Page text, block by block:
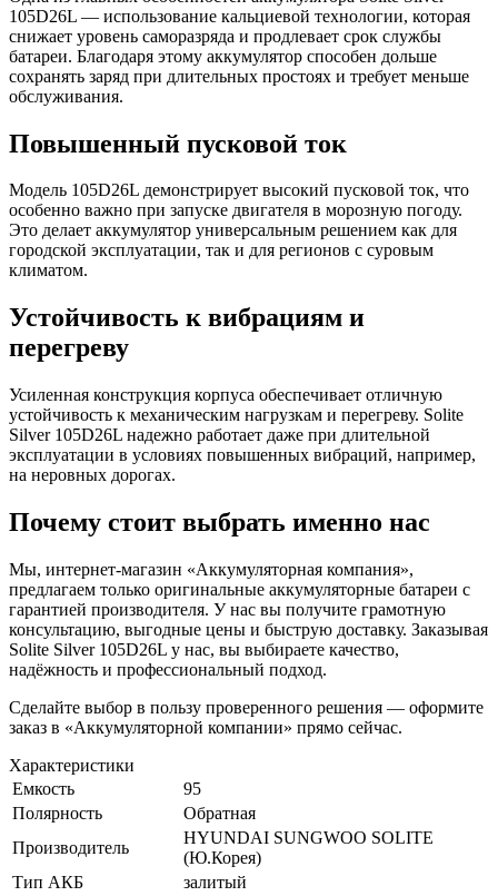
105D26L — использование кальциевой технологии, которая
снижает уровень саморазряда и продлевает срок службы
батареи. Благодаря этому аккумулятор способен дольше
сохранять заряд при длительных простоях и требует меньше
обслуживания.
Повышенный пусковой ток
Модель 105D26L демонстрирует высокий пусковой ток, что
особенно важно при запуске двигателя в морозную погоду.
Это делает аккумулятор универсальным решением как для
городской эксплуатации, так и для регионов с суровым
климатом.
Устойчивость к вибрациям и
перегреву
Усиленная конструкция корпуса обеспечивает отличную
устойчивость к механическим нагрузкам и перегреву. Solite
Silver 105D26L надежно работает даже при длительной
эксплуатации в условиях повышенных вибраций, например,
на неровных дорогах.
Почему стоит выбрать именно нас
Мы, интернет-магазин «Аккумуляторная компания»,
предлагаем только оригинальные аккумуляторные батареи с
гарантией производителя. У нас вы получите грамотную
консультацию, выгодные цены и быструю доставку. Заказывая
Solite Silver 105D26L у нас, вы выбираете качество,
надёжность и профессиональный подход.
Сделайте выбор в пользу проверенного решения — оформите
заказ в «Аккумуляторной компании» прямо сейчас.
Характеристики
Емкость
95
Полярность
Обратная
Производитель
HYUNDAI SUNGWOO SOLITE
(Ю.Корея)
Тип АКБ
залитый